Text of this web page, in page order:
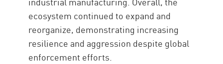
ecosystem continued to expand and
reorganize, demonstrating increasing
resilience and aggression despite global
enforcement efforts.